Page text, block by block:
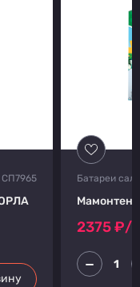
СП7965 Батареи
2375₽/